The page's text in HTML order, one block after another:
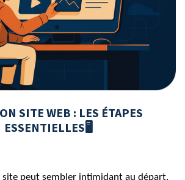
SITE WEB : LES ÉTAPES
ESSENTIELLES🖥️
site peut sembler intimidant au départ,